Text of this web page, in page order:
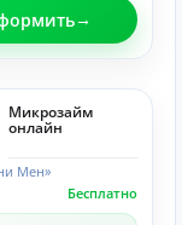
Микрозайм
онлайн
Мен»
Бесплатно